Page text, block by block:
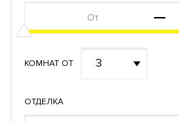
КОМНАТ ОТ 3
ОТДЕЛКА